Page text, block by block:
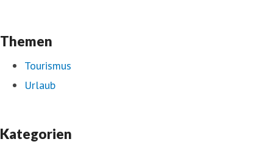
Themen
Tourismus
Urlaub
Kategorien